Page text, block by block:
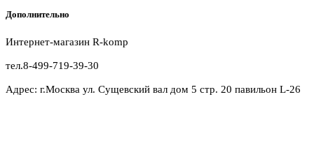
Дополнительно
Интернет-магазин R-komp
тел.8-499-719-39-30
Адрес: г.Москва ул. Сущевский вал дом 5 стр. 20 павильон L-26